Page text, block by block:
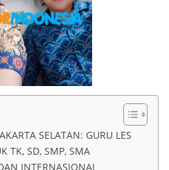
SELATAN: GURU LES
TK, SD, SMP, SMA
INTERNASIONAL